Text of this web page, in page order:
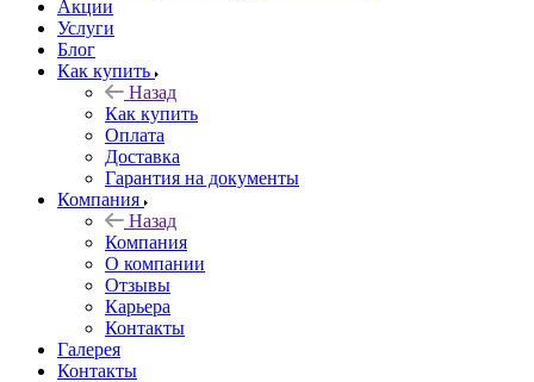
Акции
Услуги
Блог
Как купить
Назад
Как купить
Оплата
Доставка
Гарантия на документы
Компания
Назад
Компания
О компании
Отзывы
Карьера
Контакты
Галерея
Контакты